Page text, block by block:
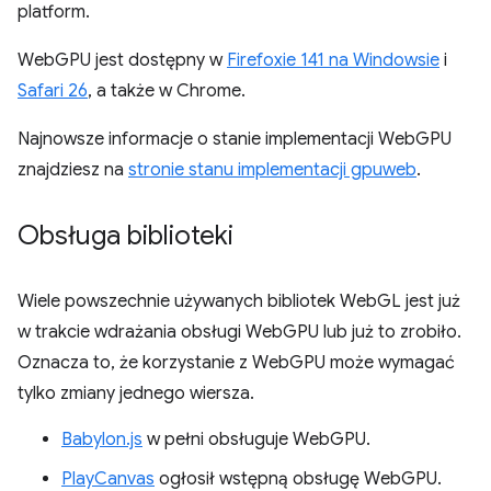
platform.
WebGPU jest dostępny w Firefoxie 141 na Windowsie i
Safari 26, a także w Chrome.
Najnowsze informacje o stanie implementacji WebGPU
znajdziesz na stronie stanu implementacji gpuweb.
Obsługa biblioteki
Wiele powszechnie używanych bibliotek WebGL jest już
w trakcie wdrażania obsługi WebGPU lub już to zrobiło.
Oznacza to, że korzystanie z WebGPU może wymagać
tylko zmiany jednego wiersza.
Babylon.js w pełni obsługuje WebGPU.
PlayCanvas ogłosił wstępną obsługę WebGPU.